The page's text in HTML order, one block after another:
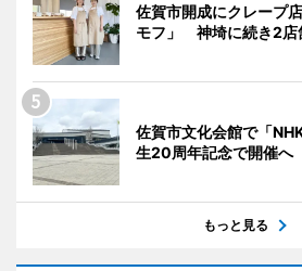
佐賀市開成にクレープ
モフ」 神埼に続き2店
佐賀市文化会館で「
生20周年記念で開催へ
もっと見る